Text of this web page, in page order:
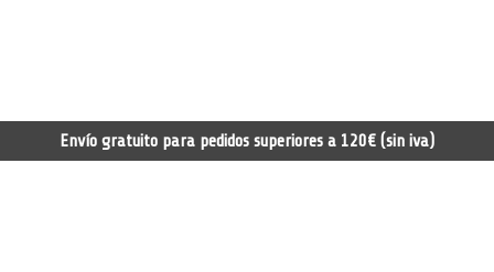
Envío gratuito para pedidos superiores a 120€ (sin iva)